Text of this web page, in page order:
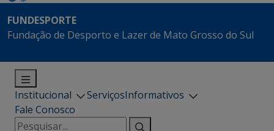
FUNDESPORTE
Fundação de Desporto e Lazer de Mato Grosso do Sul
Institucional ServiçosInformativos
Fale Conosco
Pesquisar